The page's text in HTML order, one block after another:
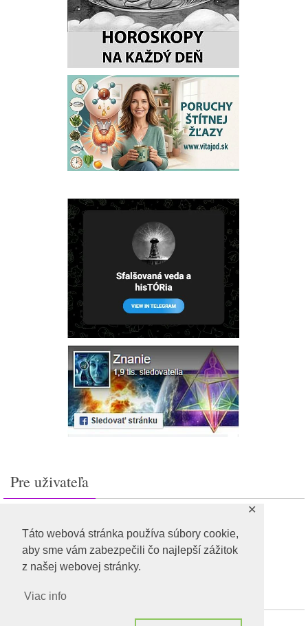
Táto webová stránka používa súbory cookie,
aby sme vám zabezpečili čo najlepší zážitok
z našej webovej stránky.
Viac info
✕
Pre uživateľa
Feed záznamov
RSS feed komentárov
WordPress.org